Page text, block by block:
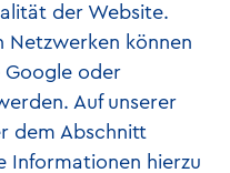
/
Ziele
der Website.
Netzwerken können
Google oder
Auf unserer
dem Abschnitt
Informationen hierzu